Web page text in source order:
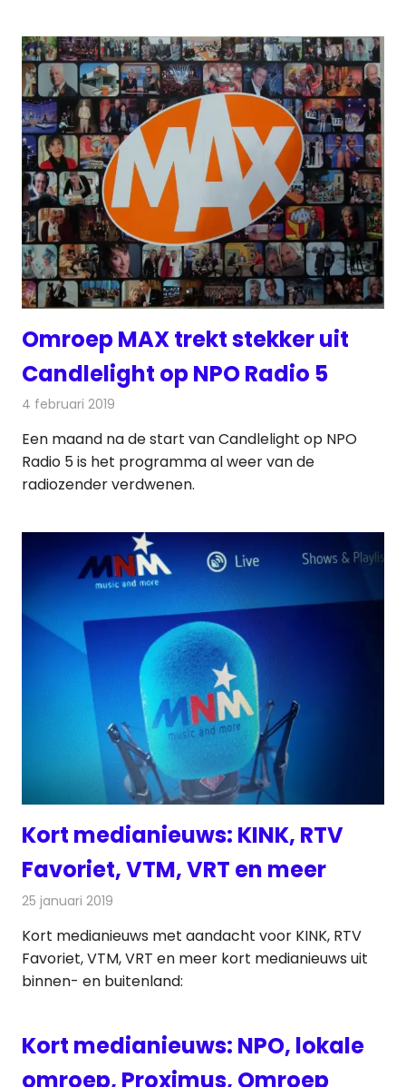
Omroep MAX trekt stekker uit
Candlelight op NPO Radio 5
4 februari 2019
Een maand na de start van Candlelight op NPO
Radio 5 is het programma al weer van de
radiozender verdwenen.
Kort medianieuws: KINK, RTV
Favoriet, VTM, VRT en meer
25 januari 2019
Kort medianieuws met aandacht voor KINK, RTV
Favoriet, VTM, VRT en meer kort medianieuws uit
binnen- en buitenland:
Kort medianieuws: NPO, lokale
omroep, Proximus, Omroep